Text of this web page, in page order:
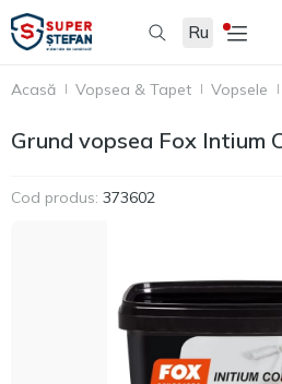
Ru
Acasă Vopsea & Tapet Vopsele
Grund vopsea Fox Intium
Cod produs: 373602